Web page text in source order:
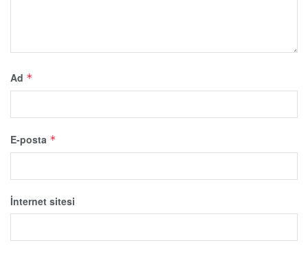
Ad *
E-posta *
İnternet sitesi